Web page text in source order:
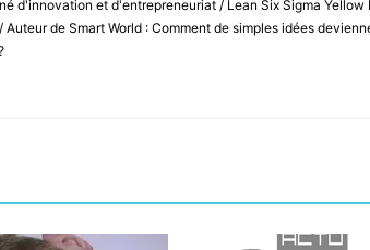
d'innovation et d'entrepreneuriat / Lean Six Sigma Yellow
de Smart World : Comment de simples idées